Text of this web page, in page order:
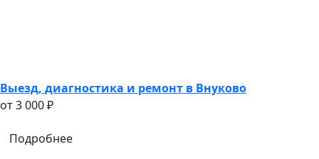
Выезд, диагностика и ремонт в Внуково
oт 3 000 ₽
Подробнее